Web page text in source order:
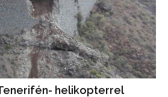
helikopterrel